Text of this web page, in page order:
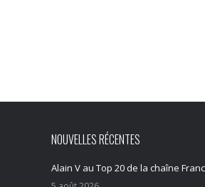
NOUVELLES RÉCENTES
Alain V au Top 20 de la chaîne